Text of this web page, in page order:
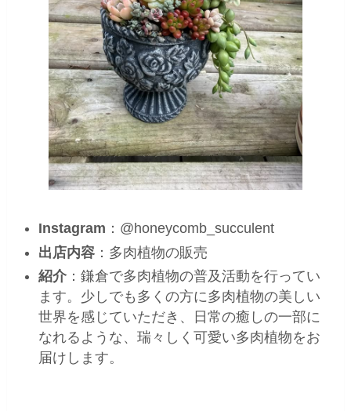
Instagram ：@honeycomb_succulent
出店内容 ：多肉植物の販売
紹介 ：鎌倉で多肉植物の普及活動を行ってい
ます。少しでも多くの方に多肉植物の美しい
世界を感じていただき、日常の癒しの一部に
なれるような、瑞々しく可愛い多肉植物をお
届けします。